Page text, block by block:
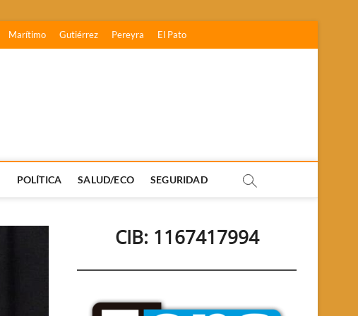
Marítimo Gutiérrez Pereyra El Pato
POLÍTICA SALUD/ECO SEGURIDAD
CIB: 1167417994